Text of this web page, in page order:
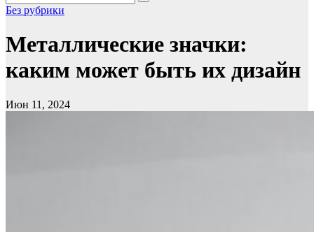
Без рубрики
Металлические значки:
каким может быть их дизайн
Июн 11, 2024